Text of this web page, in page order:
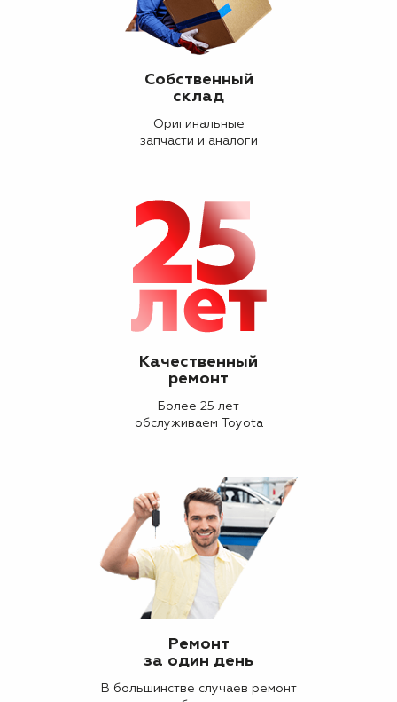
Собственный
склад
Оригинальные
запчасти и аналоги
Качественный
ремонт
Более 25 лет
обслуживаем Toyota
Ремонт
за один день
В большинстве случаев ремонт